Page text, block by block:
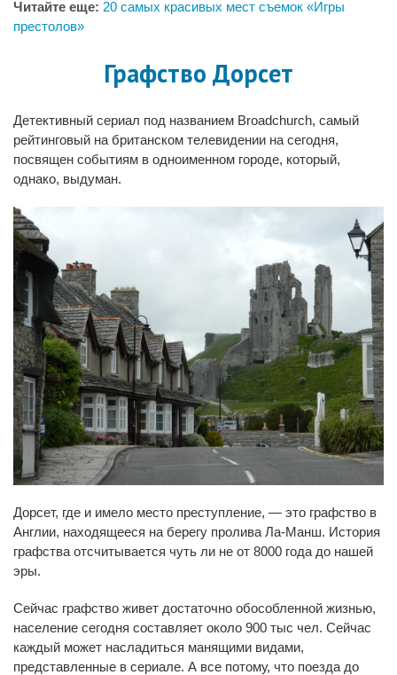
Читайте еще: 20 самых красивых мест съемок «Игры
престолов»
Графство Дорсет
Детективный сериал под названием Broadchurch, самый
рейтинговый на британском телевидении на сегодня,
посвящен событиям в одноименном городе, который,
однако, выдуман.
Дорсет, где и имело место преступление, — это графство в
Англии, находящееся на берегу пролива Ла-Манш. История
графства отсчитывается чуть ли не от 8000 года до нашей
эры.
Сейчас графство живет достаточно обособленной жизнью,
население сегодня составляет около 900 тыс чел. Сейчас
каждый может насладиться манящими видами,
представленные в сериале. А все потому, что поезда до